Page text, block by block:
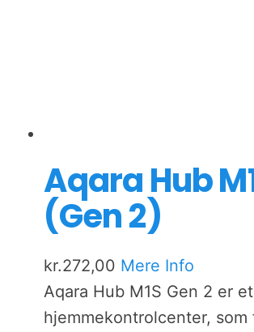
Aqara Hub
(Gen 2)
kr.272,00 Mere Info
Aqara Hub M1S Gen 2 er
hjemmekontrolcenter, som